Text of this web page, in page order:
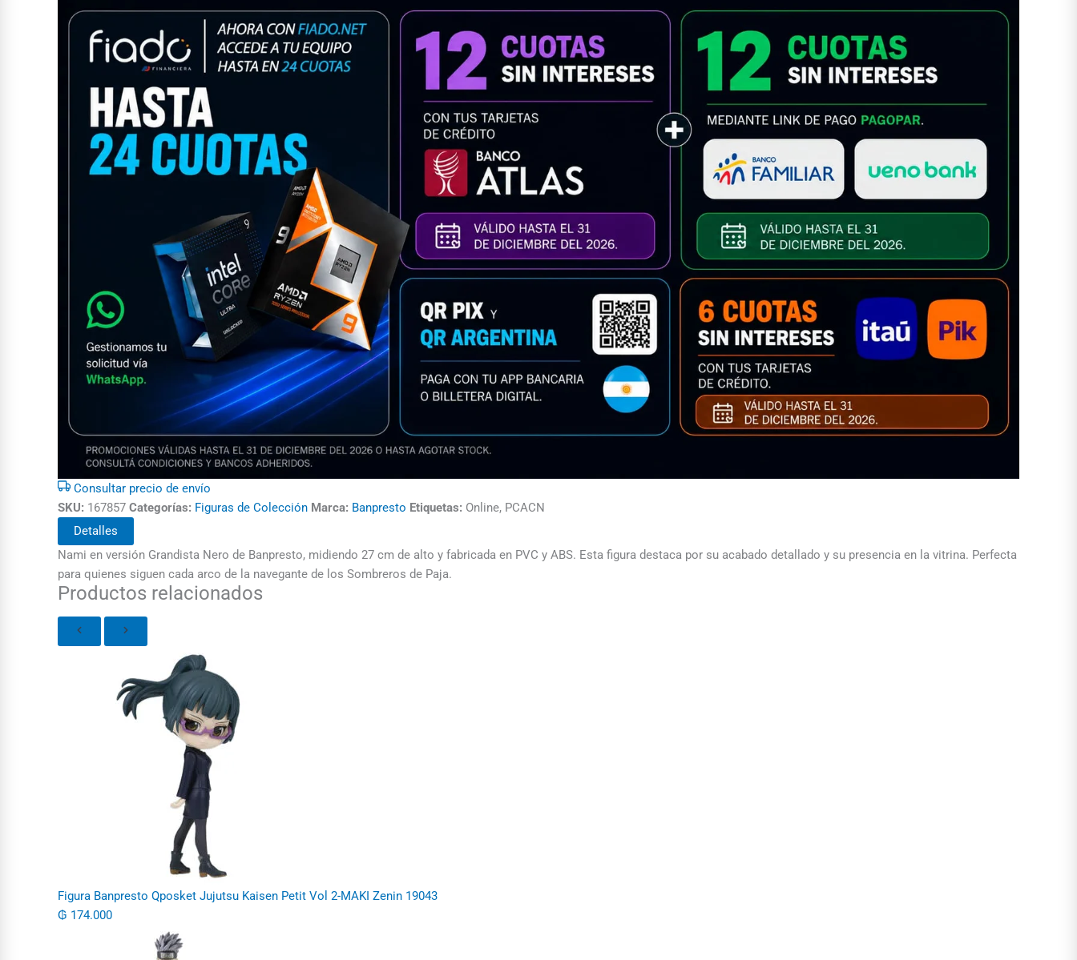
Consultar precio de envío
SKU: 167857 Categorías: Figuras de Colección Marca: Banpresto Etiquetas: Online, PCACN
Detalles
Nami en versión Grandista Nero de Banpresto, midiendo 27 cm de alto y fabricada en PVC y ABS. Esta figura destaca por su acabado detallado y su presencia en la vitrina. Perfecta
para quienes siguen cada arco de la navegante de los Sombreros de Paja.
Productos relacionados
Figura Banpresto Qposket Jujutsu Kaisen Petit Vol 2-MAKI Zenin 19043
₲ 174.000